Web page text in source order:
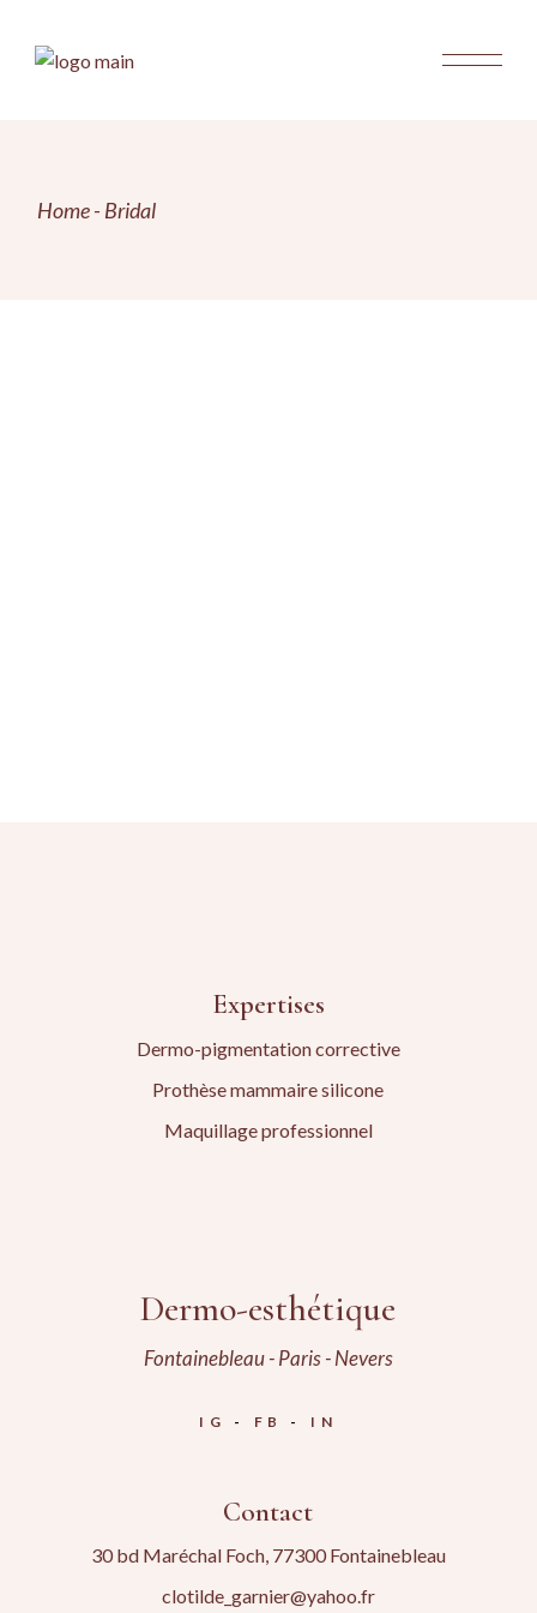
content
Home Bridal
Expertises
Dermo-pigmentation corrective
Prothèse mammaire silicone
Maquillage professionnel
Dermo-esthétique
Fontainebleau - Paris - Nevers
IG FB IN
Contact
30 bd Maréchal Foch, 77300 Fontainebleau
clotilde_garnier@yahoo.fr